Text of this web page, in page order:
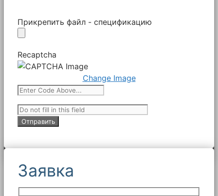
Прикрепить файл - спецификацию
Recaptcha
Change Image
Заявка